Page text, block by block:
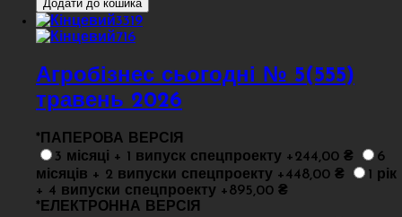
Агробізнес сьогодні № 5(555)
травень 2026
*ПАПЕРОВА ВЕРСІЯ
3 місяці + 1 випуск спецпроекту +244,00 ₴
6
місяців + 2 випуски спецпроекту +448,00 ₴
1 рік
+ 4 випуски спецпроекту +895,00 ₴
*ЕЛЕКТРОННА ВЕРСІЯ